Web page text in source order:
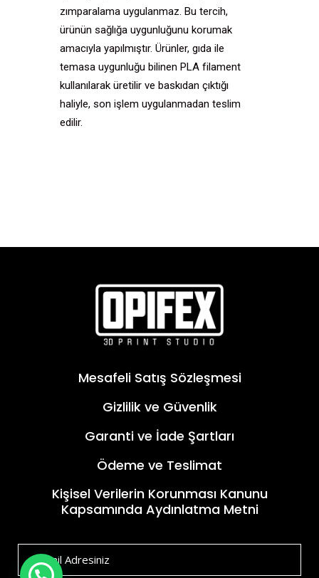
zımparalama uygulanmaz. Bu tercih,
ürünün sağlığa uygunluğunu korumak
amacıyla yapılmıştır. Ürünler, gıda ile
temasa uygunluğu bilinen PLA filament
kullanılarak üretilir ve baskıdan çıktığı
haliyle, son işlem uygulanmadan teslim
edilir.
Mesafeli Satış Sözleşmesi
Gizlilik ve Güvenlik
Garanti ve İade Şartları
Ödeme ve Teslimat
Kişisel Verilerin Korunması Kanunu
Kapsamında Aydınlatma Metni